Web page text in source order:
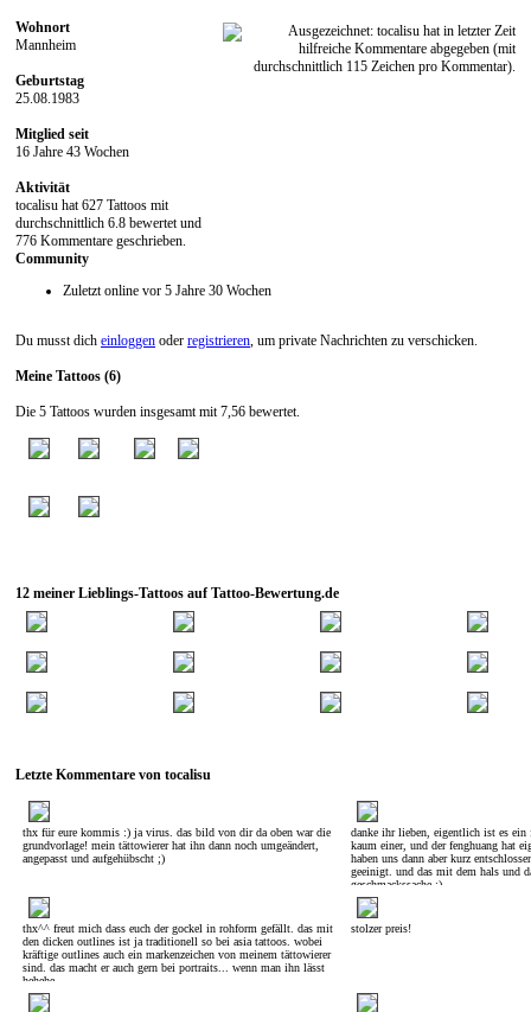
Wohnort
Mannheim
Geburtstag
25.08.1983
Mitglied seit
16 Jahre 43 Wochen
Aktivität
tocalisu hat 627 Tattoos mit
durchschnittlich 6.8 bewertet und
776 Kommentare geschrieben.
Community
Zuletzt online vor 5 Jahre 30 Wochen
Du musst dich einloggen oder registrieren, um private Nachrichten zu verschicken.
Meine Tattoos (6)
Die 5 Tattoos wurden insgesamt mit 7,56 bewertet.
12 meiner Lieblings-Tattoos auf Tattoo-Bewertung.de
Letzte Kommentare von tocalisu
thx für eure kommis :) ja virus. das bild von dir da oben war die
grundvorlage! mein tättowierer hat ihn dann noch umgeändert,
angepasst und aufgehübscht ;)
danke ihr lieben, eigentlich ist es ein
kaum einer, und der fenghuang hat
haben uns dann aber kurz
geeinigt. und das mit dem hals und
geschmackssache ;)
thx^^ freut mich dass euch der gockel in rohform gefällt. das mit
den dicken outlines ist ja traditionell so bei asia tattoos. wobei
kräftige outlines auch ein markenzeichen von meinem tättowierer
sind. das macht er auch gern bei portraits... wenn man ihn lässt
hehehe
stolzer preis!